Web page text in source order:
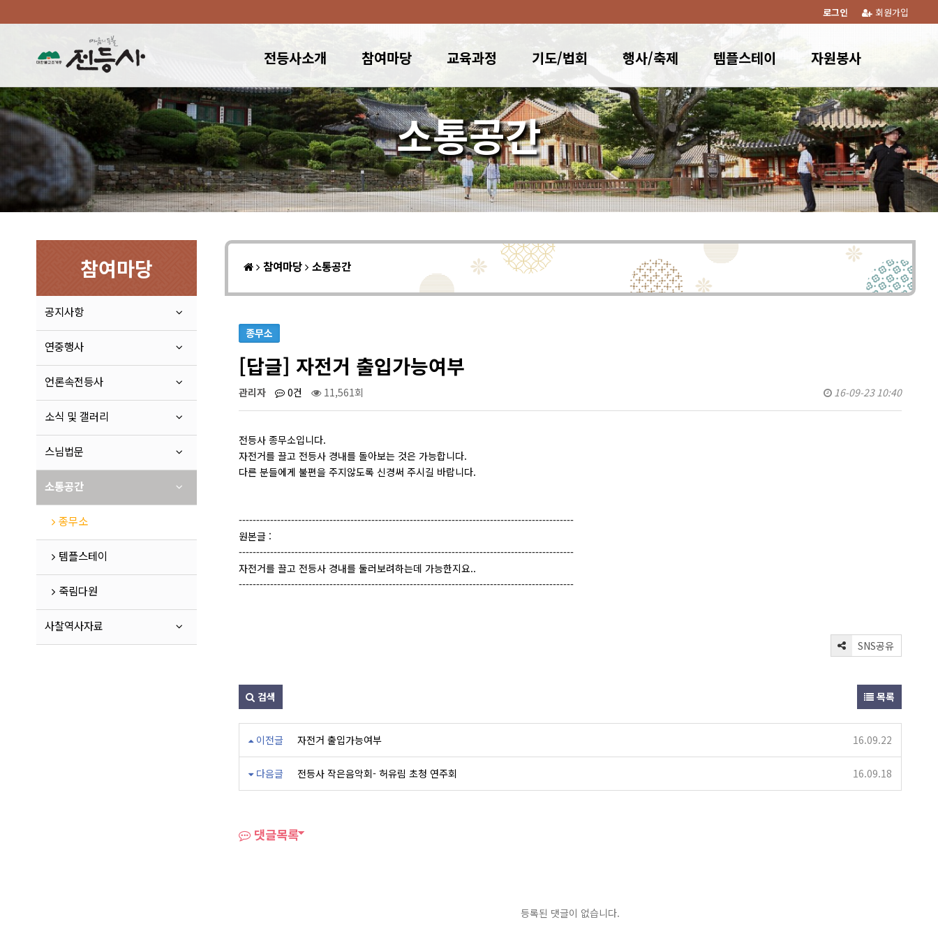
회원가입
로그인
전등사소개 참여마당 교육과정 기도/법회 행사/축제 템플스테이 자원봉사
소통공간
참여마당
공지사항
연중행사
언론속전등사
소식 및 갤러리
스님법문
소통공간
종무소
템플스테이
죽림다원
사찰역사자료
참여마당 소통공간
종무소
[답글] 자전거 출입가능여부
관리자 0건 11,561회 16-09-23 10:40
전등사 종무소입니다.
자전거를 끌고 전등사 경내를 돌아보는 것은 가능합니다.
다른 분들에게 불편을 주지않도록 신경써 주시길 바랍니다.
------------------------------------------------------------------------------------------------
원본글 :
------------------------------------------------------------------------------------------------
자전거를 끌고 전등사 경내를 둘러보려하는데 가능한지요..
------------------------------------------------------------------------------------------------
SNS공유
검색 목록
이전글 자전거 출입가능여부 16.09.22
다음글 전등사 작은음악회- 허유림 초청 연주회 16.09.18
댓글목록
등록된 댓글이 없습니다.